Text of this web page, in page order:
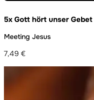
5x Gott hört unser
Meeting Jesus
7,49 €